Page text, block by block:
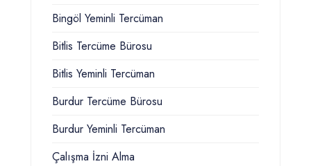
Bingöl Yeminli Tercüman
Bitlis Tercüme Bürosu
Bitlis Yeminli Tercüman
Burdur Tercüme Bürosu
Burdur Yeminli Tercüman
Çalışma İzni Alma